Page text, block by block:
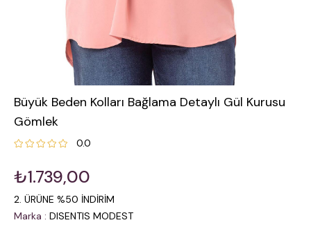
Büyük Beden Kolları Bağlama Detaylı Gül Kurusu
Gömlek
0.0
₺1.739,00
2. ÜRÜNE %50 İNDİRİM
Marka : DISENTIS MODEST